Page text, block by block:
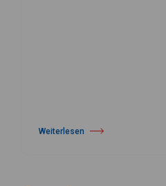
Weiterlesen
über Harlequin Floors gibt